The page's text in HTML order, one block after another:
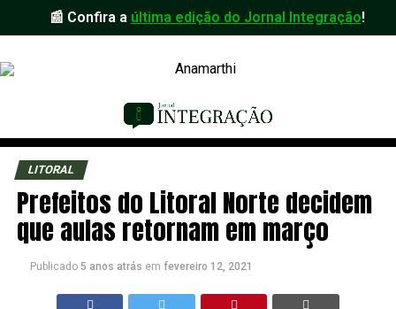
📰 Confira a última edição do Jornal Integração!
LITORAL
Prefeitos do Litoral Norte decidem
que aulas retornam em março
Publicado 5 anos atrás em fevereiro 12, 2021